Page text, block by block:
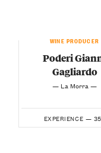
WINE PRODUCER
Poderi
Gagliardo
— La Morra —
EXPERIENCE —